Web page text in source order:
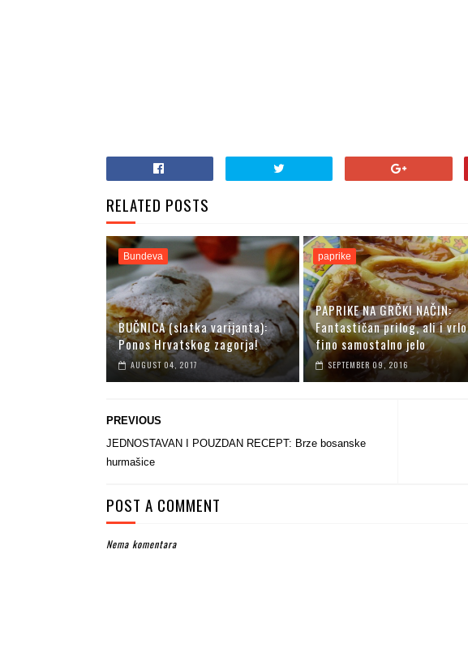
RELATED POSTS
Bundeva
BUČNICA (slatka varijanta):
Ponos Hrvatskog zagorja!
AUGUST 04, 2017
paprike
PAPRIKE NA GRČKI NAČIN:
Fantastičan prilog, ali i vrlo
fino samostalno jelo
SEPTEMBER 09, 2016
PREVIOUS
JEDNOSTAVAN I POUZDAN RECEPT: Brze bosanske
hurmašice
POST A COMMENT
Nema komentara